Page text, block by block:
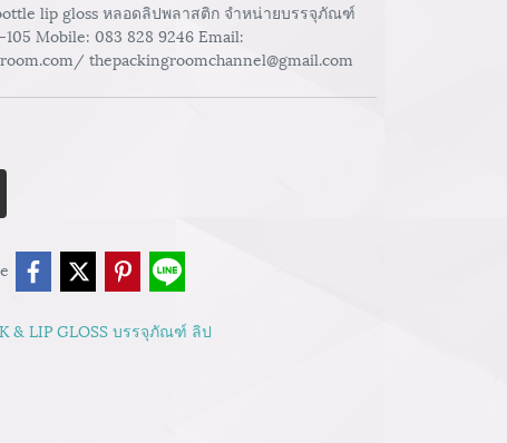
lip gloss หลอดลิปพลาสติก จำหน่ายบรรจุภัณฑ์
Mobile: 083 828 9246 Email:
thepackingroomchannel@gmail.com
& LIP GLOSS บรรจุภัณฑ์ ลิป